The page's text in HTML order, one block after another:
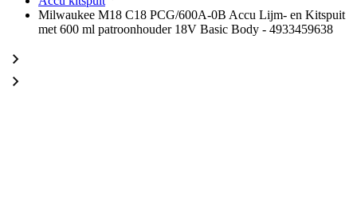
Milwaukee M18 C18 PCG/600A-0B Accu Lijm- en Kitspuit
met 600 ml patroonhouder 18V Basic Body - 4933459638